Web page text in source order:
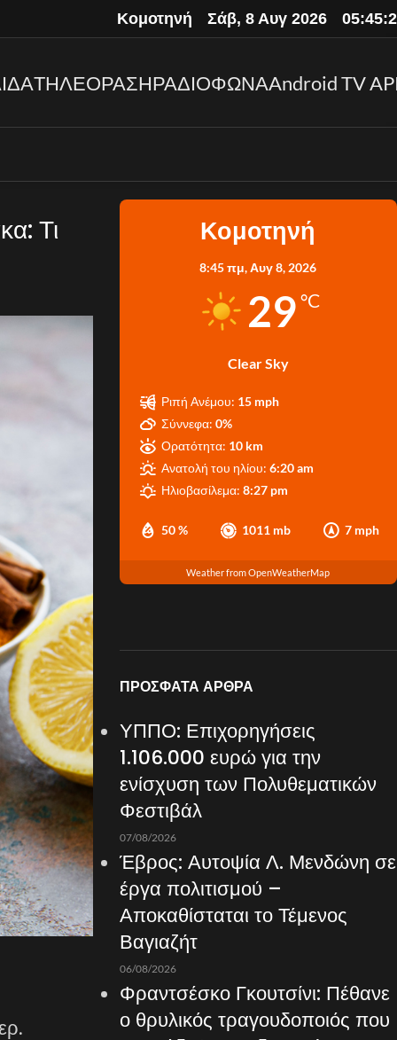
Κομοτηνή Σάβ, 8 Αυγ 2026
ΤΗΛΕΟΡΑΣΗΡΑΔΙΟΦΩΝΑAndroid TV
Τι
Κομοτηνή
8:45 πμ,Αυγ 8, 2026
29 °C
Clear Sky
50 % 1011 mb 7 mph
Ριπή Ανέμου: 15 mph
Σύννεφα: 0%
Ορατότητα: 10 km
Ανατολή του ηλίου: 6:20 am
Ηλιοβασίλεμα: 8:27 pm
Weather from OpenWeatherMap
ΠΡΌΣΦΑΤΑ ΆΡΘΡΑ
ΥΠΠΟ: Επιχορηγήσεις
1.106.000 ευρώ για την
ενίσχυση των Πολυθεματικών
Φεστιβάλ
07/08/2026
Έβρος: Αυτοψία Λ. Μενδώνη σε
έργα πολιτισμού –
Αποκαθίσταται το Τέμενος
Βαγιαζήτ
06/08/2026
Φραντσέσκο Γκουτσίνι: Πέθανε
ο θρυλικός τραγουδοποιός που